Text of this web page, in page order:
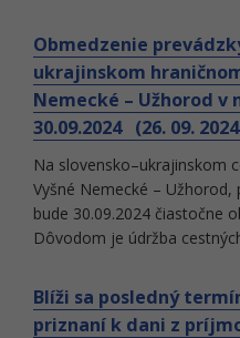
Obmedzenie
ukrajinskom
Nemecké – Užhorod v
30.09.2024 (26. 09.
Na slovensko–ukrajinskom
Vyšné Nemecké –
bude 30.09.2024 čiastočne
Dôvodom je údržba
Blíži sa posledný
priznaní k dani z